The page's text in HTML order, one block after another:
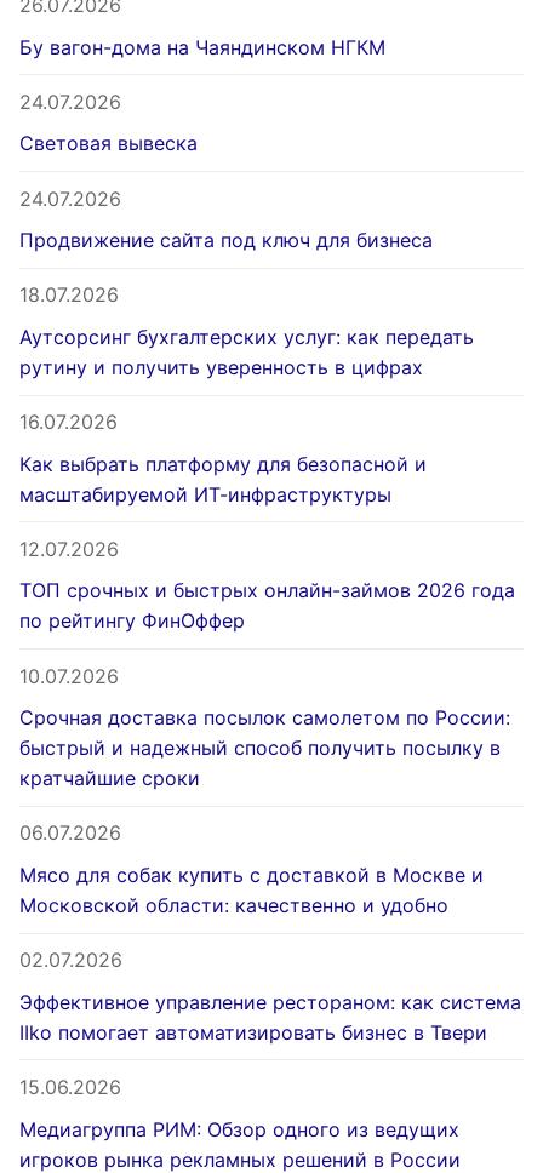
Бу вагон-дома на Чаяндинском НГКМ
24.07.2026
Световая вывеска
24.07.2026
Продвижение сайта под ключ для бизнеса
18.07.2026
Аутсорсинг бухгалтерских услуг: как передать
рутину и получить уверенность в цифрах
16.07.2026
Как выбрать платформу для безопасной и
масштабируемой ИТ-инфраструктуры
12.07.2026
ТОП срочных и быстрых онлайн-займов 2026 года
по рейтингу ФинОффер
10.07.2026
Срочная доставка посылок самолетом по России:
быстрый и надежный способ получить посылку в
кратчайшие сроки
06.07.2026
Мясо для собак купить с доставкой в Москве и
Московской области: качественно и удобно
02.07.2026
Эффективное управление рестораном: как система
IIko помогает автоматизировать бизнес в Твери
15.06.2026
Медиагруппа РИМ: Обзор одного из ведущих
игроков рынка рекламных решений в России